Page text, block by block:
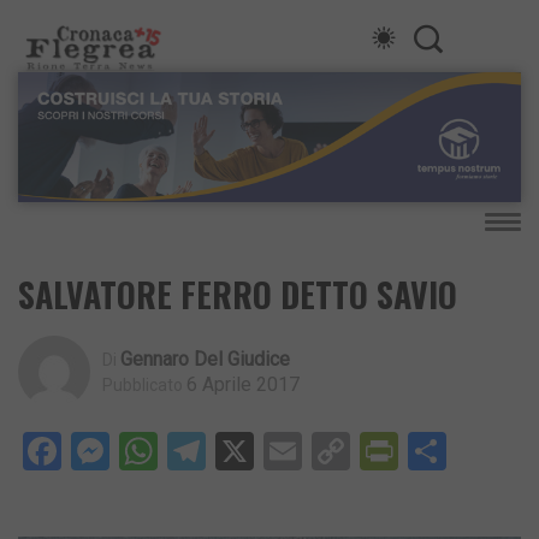
SALVATORE FERRO DETTO SAVIO
Gennaro Del Giudice
6 Aprile 2017
Facebook
Messenger
WhatsApp
Telegram
X EmailCopy